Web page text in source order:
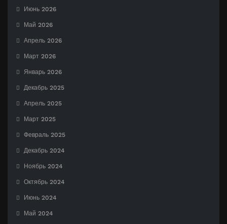
Июнь 2026
Май 2026
Апрель 2026
Март 2026
Январь 2026
Декабрь 2025
Апрель 2025
Март 2025
Февраль 2025
Декабрь 2024
Ноябрь 2024
Октябрь 2024
Июнь 2024
Май 2024